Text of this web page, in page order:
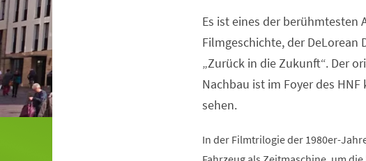
Es ist eines der berühmtesten
Filmgeschichte, der DeLorean
„Zurück in die Zukunft“. Der
Nachbau ist im Foyer des HNF
sehen.
In der Filmtrilogie der 1980er-